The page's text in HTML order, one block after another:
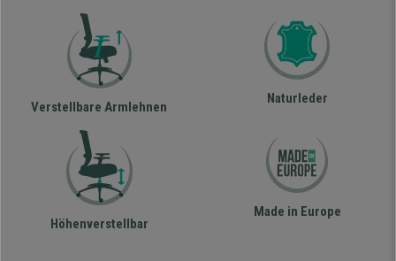
Verstellbare Armlehnen
Naturleder
Höhenverstellbar
Made in Europe